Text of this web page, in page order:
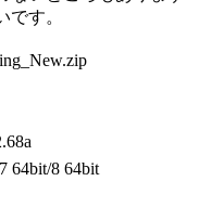
す。
64bit/8 64bit